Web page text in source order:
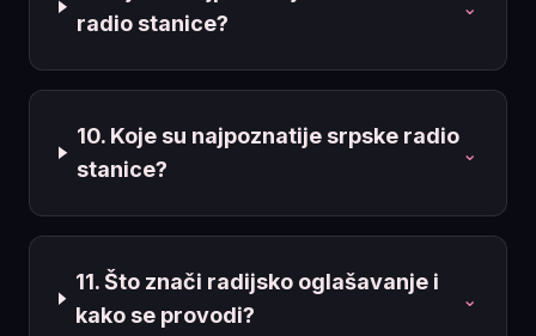
radio stanice?
⌄
10. Koje su najpoznatije srpske radio
stanice?
⌄
11. Što znači radijsko oglašavanje i
kako se provodi?
⌄